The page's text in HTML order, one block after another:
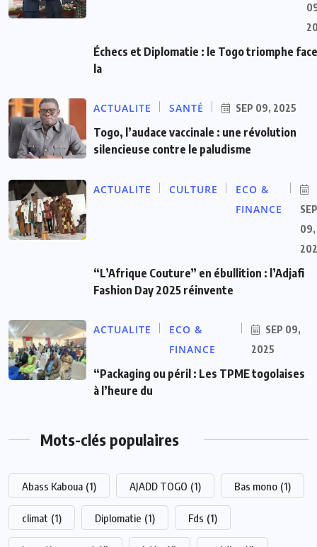
Échecs et Diplomatie : le Togo triomphe
la
ACTUALITE SANTÉ SEP 09, 2025
Togo, l’audace vaccinale : une révolution
silencieuse contre le paludisme
ACTUALITE CULTURE
ECO &
FINANCE
SEP
09,
“L’Afrique Couture” en ébullition : l’Adjafi
Fashion Day 2025 réinvente
ACTUALITE
ECO &
FINANCE
SEP 09,
2025
“Packaging ou péril : Les TPME togolaises
à l’heure du
Mots-clés populaires
Abass Kaboua (1) AJADD TOGO (1) Bas mono (1)
climat (1) Diplomatie (1) Fds (1)